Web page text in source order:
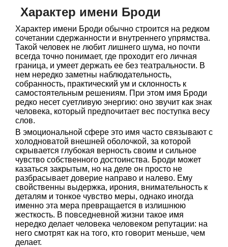
Характер имени Броди
Характер имени Броди обычно строится на редком
сочетании сдержанности и внутреннего упрямства.
Такой человек не любит лишнего шума, но почти
всегда точно понимает, где проходит его личная
граница, и умеет держать ее без театральности. В
нем нередко заметны наблюдательность,
собранность, практический ум и склонность к
самостоятельным решениям. При этом имя Броди
редко несет суетливую энергию: оно звучит как знак
человека, который предпочитает вес поступка весу
слов.
В эмоциональной сфере это имя часто связывают с
холодноватой внешней оболочкой, за которой
скрывается глубокая верность своим и сильное
чувство собственного достоинства. Броди может
казаться закрытым, но на деле он просто не
разбрасывает доверие направо и налево. Ему
свойственны выдержка, ирония, внимательность к
деталям и тонкое чувство меры, однако иногда
именно эта мера превращается в излишнюю
жесткость. В повседневной жизни такое имя
нередко делает человека человеком репутации: на
него смотрят как на того, кто говорит меньше, чем
делает.